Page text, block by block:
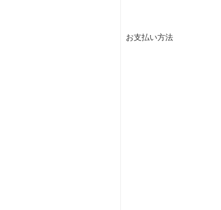
お支払い方法